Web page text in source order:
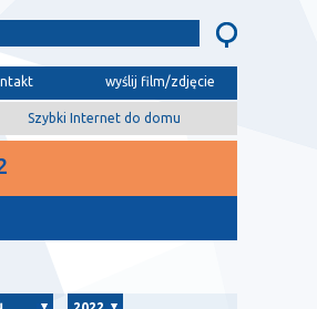
wyślij film/zdjęcie
Szybki Internet do domu